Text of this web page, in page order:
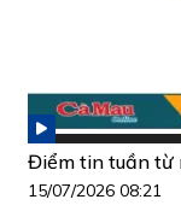
Điểm tin tuần từ
15/07/2026 08:21